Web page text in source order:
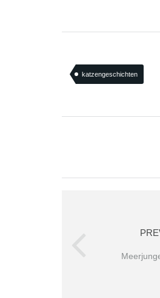
katzengeschichten